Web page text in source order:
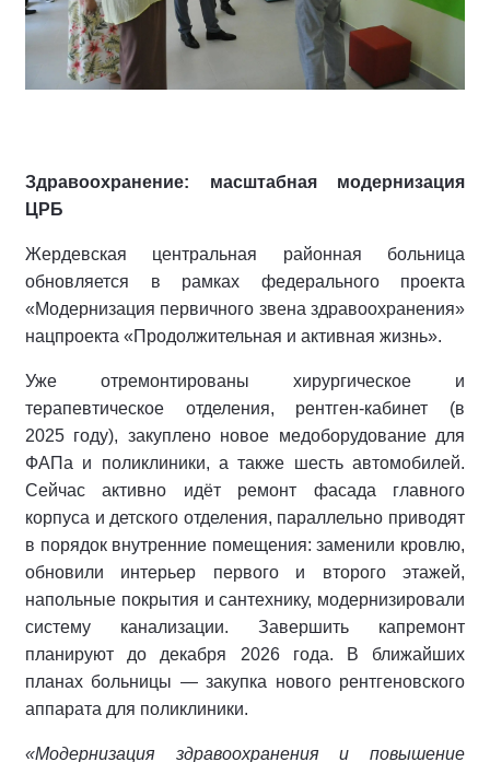
Здравоохранение: масштабная модернизация
ЦРБ
Жердевская центральная районная больница
обновляется в рамках федерального проекта
«Модернизация первичного звена здравоохранения»
нацпроекта «Продолжительная и активная жизнь».
Уже отремонтированы хирургическое и
терапевтическое отделения, рентген‑кабинет (в
2025 году), закуплено новое медоборудование для
ФАПа и поликлиники, а также шесть автомобилей.
Сейчас активно идёт ремонт фасада главного
корпуса и детского отделения, параллельно приводят
в порядок внутренние помещения: заменили кровлю,
обновили интерьер первого и второго этажей,
напольные покрытия и сантехнику, модернизировали
систему канализации. Завершить капремонт
планируют до декабря 2026 года. В ближайших
планах больницы — закупка нового рентгеновского
аппарата для поликлиники.
«Модернизация здравоохранения и повышение